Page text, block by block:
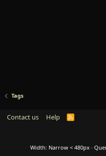
Tags
Contact us Help
R
Width